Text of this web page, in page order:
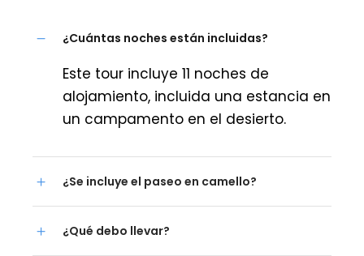
¿Cuántas noches están incluidas?
Este tour incluye 11 noches de
alojamiento, incluida una estancia en
un campamento en el desierto.
¿Se incluye el paseo en camello?
¿Qué debo llevar?